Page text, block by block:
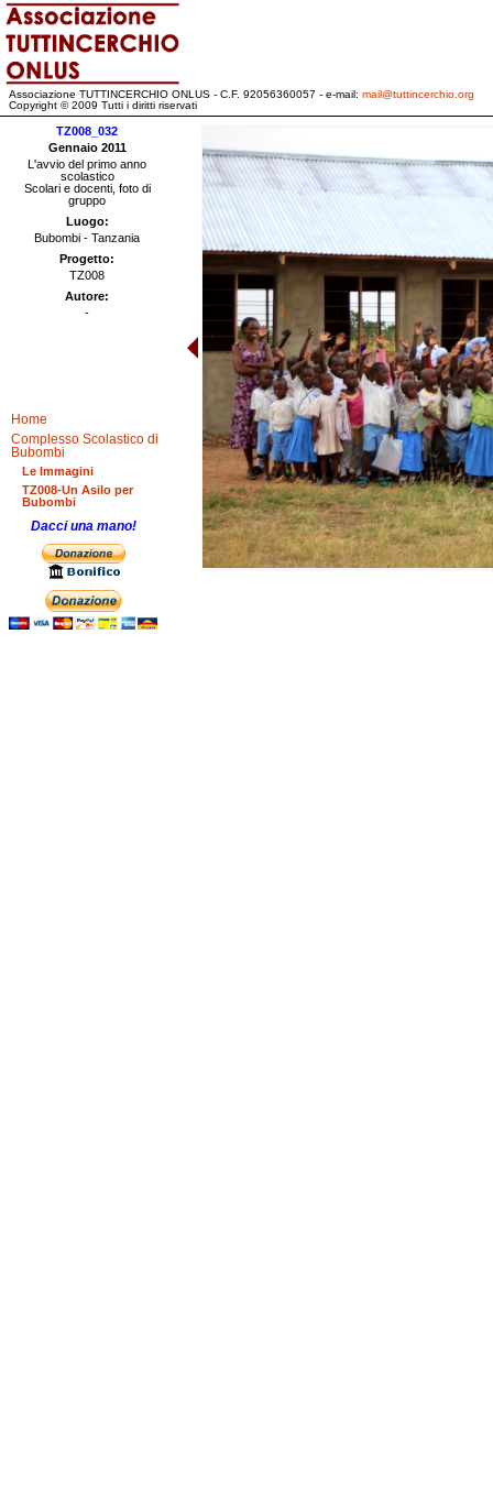
TZ008_032
Gennaio 2011
L'avvio del primo anno
scolastico
Scolari e docenti, foto di
gruppo
Luogo:
Bubombi - Tanzania
Progetto:
TZ008
Autore:
-
Home
Complesso Scolastico di
Bubombi
Le Immagini
TZ008-Un Asilo per
Bubombi
Dacci una mano!
Associazione TUTTINCERCHIO ONLUS - C.F. 92056360057 - e-mail: mail@tuttincerchio.org
Copyright © 2009 Tutti i diritti riservati